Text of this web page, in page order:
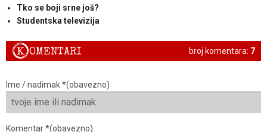
Tko se boji srne još?
Studentska televizija
broj komentara: 7
KOMENTARI
Ime / nadimak *(obavezno)
Komentar *(obavezno)